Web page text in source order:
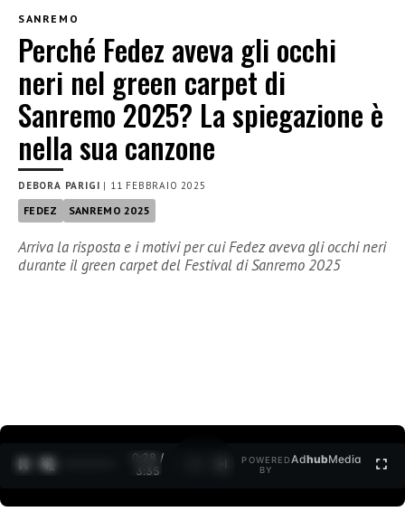
SANREMO
Perché Fedez aveva gli occhi
neri nel green carpet di
Sanremo 2025? La spiegazione è
nella sua canzone
DEBORA PARIGI | 11 FEBBRAIO 2025
FEDEZ SANREMO 2025
Arriva la risposta e i motivi per cui Fedez aveva gli occhi neri
durante il green carpet del Festival di Sanremo 2025
0:29 /
3:35
POWERED
BY
AdhubMedia